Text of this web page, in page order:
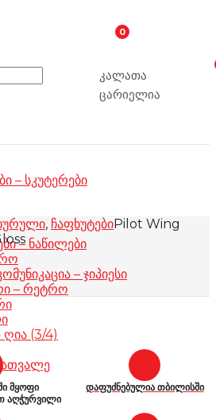
0
კალათა
ცარიელია
– სკუტერები
– ნაწილები
– ჯიპიესი
– რეტრო
ღია (3/4)
, ჩაფხუტებიPilot Wing
მყოფი
აღჭურვილი
დაფუძნებულია თბილისში